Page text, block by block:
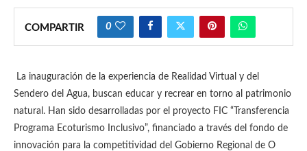
COMPARTIR 0
La inauguración de la experiencia de Realidad Virtual y del
Sendero del Agua, buscan educar y recrear en torno al patrimonio
natural. Han sido desarrolladas por el proyecto FIC “Transferencia
Programa Ecoturismo Inclusivo”, financiado a través del fondo de
innovación para la competitividad del Gobierno Regional de O